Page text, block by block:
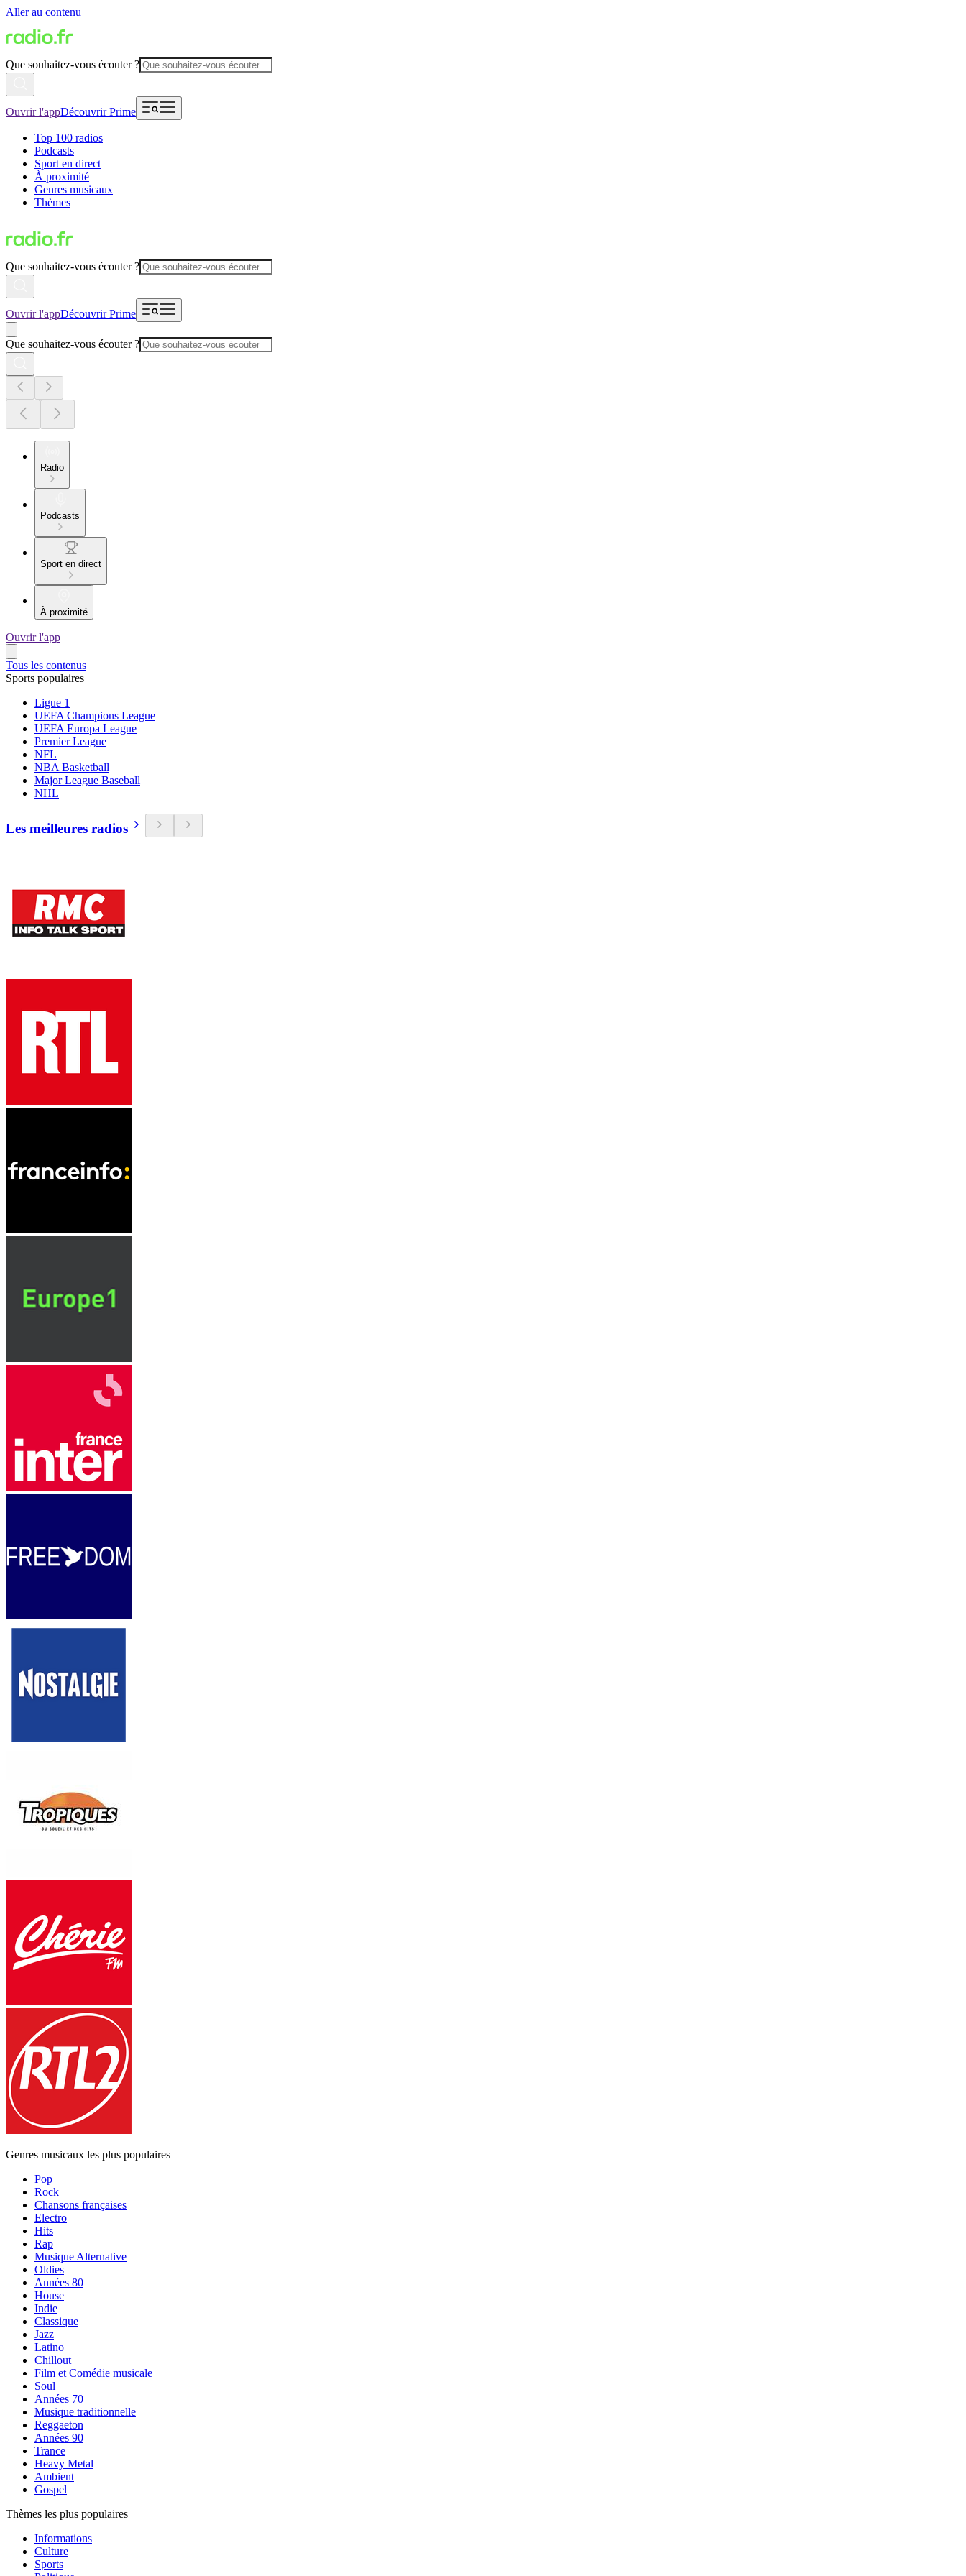
Aller au contenu
Que souhaitez-vous écouter ?
Ouvrir l'appDécouvrir Prime
Top 100 radios
Podcasts
Sport en direct
À proximité
Genres musicaux
Thèmes
Que souhaitez-vous écouter ?
Ouvrir l'appDécouvrir Prime
Que souhaitez-vous écouter ?
Radio
Podcasts
Sport en direct
À proximité
Ouvrir l'app
Tous les contenus
Sports populaires
Ligue 1
UEFA Champions League
UEFA Europa League
Premier League
NFL
NBA Basketball
Major League Baseball
NHL
Les meilleures radios
Genres musicaux les plus populaires
Pop
Rock
Chansons françaises
Electro
Hits
Rap
Musique Alternative
Oldies
Années 80
House
Indie
Classique
Jazz
Latino
Chillout
Film et Comédie musicale
Soul
Années 70
Musique traditionnelle
Reggaeton
Années 90
Trance
Heavy Metal
Ambient
Gospel
Thèmes les plus populaires
Informations
Culture
Sports